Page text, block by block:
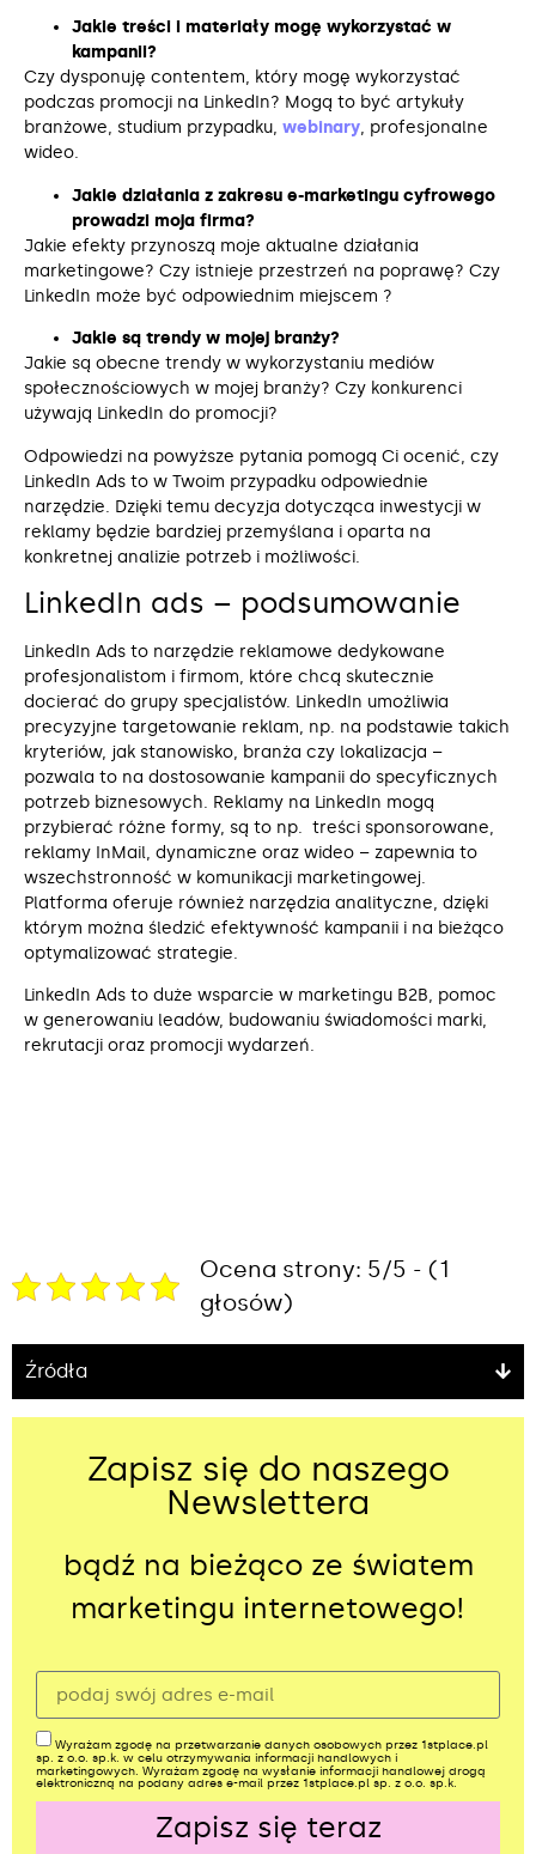
Jakie treści i materiały mogę wykorzystać w
kampanii?
Czy dysponuję contentem, który mogę wykorzystać
podczas promocji na LinkedIn? Mogą to być artykuły
branżowe, studium przypadku, webinary, profesjonalne
wideo.
Jakie działania z zakresu e-marketingu cyfrowego
prowadzi moja firma?
Jakie efekty przynoszą moje aktualne działania
marketingowe? Czy istnieje przestrzeń na poprawę? Czy
LinkedIn może być odpowiednim miejscem ?
Jakie są trendy w mojej branży?
Jakie są obecne trendy w wykorzystaniu mediów
społecznościowych w mojej branży? Czy konkurenci
używają LinkedIn do promocji?
Odpowiedzi na powyższe pytania pomogą Ci ocenić, czy
LinkedIn Ads to w Twoim przypadku odpowiednie
narzędzie. Dzięki temu decyzja dotycząca inwestycji w
reklamy będzie bardziej przemyślana i oparta na
konkretnej analizie potrzeb i możliwości.
LinkedIn ads – podsumowanie
LinkedIn Ads to narzędzie reklamowe dedykowane
profesjonalistom i firmom, które chcą skutecznie
docierać do grupy specjalistów. LinkedIn umożliwia
precyzyjne targetowanie reklam, np. na podstawie takich
kryteriów, jak stanowisko, branża czy lokalizacja –
pozwala to na dostosowanie kampanii do specyficznych
potrzeb biznesowych. Reklamy na LinkedIn mogą
przybierać różne formy, są to np. treści sponsorowane,
reklamy InMail, dynamiczne oraz wideo – zapewnia to
wszechstronność w komunikacji marketingowej.
Platforma oferuje również narzędzia analityczne, dzięki
którym można śledzić efektywność kampanii i na bieżąco
optymalizować strategie.
LinkedIn Ads to duże wsparcie w marketingu B2B, pomoc
w generowaniu leadów, budowaniu świadomości marki,
rekrutacji oraz promocji wydarzeń.
Ocena strony: 5/5 - (1
głosów)
Źródła
Zapisz się do naszego
Newslettera
bądź na bieżąco ze światem
marketingu internetowego!
Wyrażam zgodę na przetwarzanie danych osobowych przez 1stplace.pl
sp. z o.o. sp.k. w celu otrzymywania informacji handlowych i
marketingowych. Wyrażam zgodę na wysłanie informacji handlowej drogą
elektroniczną na podany adres e-mail przez 1stplace.pl sp. z o.o. sp.k.
Zapisz się teraz